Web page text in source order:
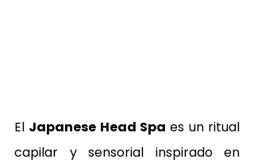
El Japanese Head Spa es un ritual
capilar y sensorial inspirado en